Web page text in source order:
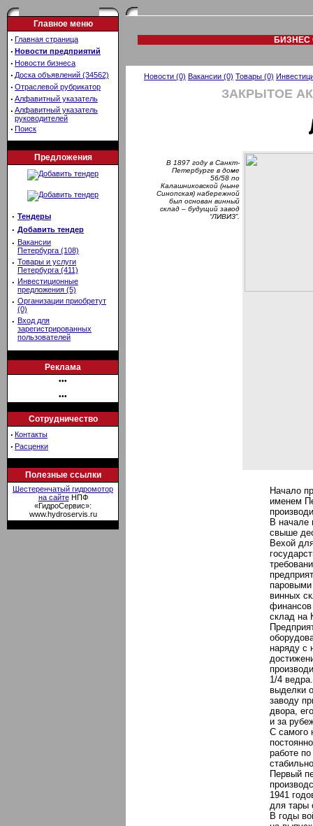
Главное меню
· Главная страница
· Новости предприятий
· Новости бизнеса
· Доска объявлений (34562)
· Отраслевой рубрикатор
· Алфавитный указатель
· Алфавитный указатель
руководителей
· Поиск
Предложения
· Тендеры
· Добавить тендер
· Вакансии
Петербурга (108)
· Товары и услуги
Петербурга (411)
· Инвестиционные
предложения (5)
· Организации приобретут
(0)
· Вход для
зарегистрированных
пользователей
Реклама
•••
•••
Сотрудничество
· Контакты
· Расценки
Полезные ссылки
Шестеренчатый гидромотор
на сайтеНПФ
«ГидроСервис»:
www.hydroservis.ru
БИЗНЕС
Новости (0) Вакансии (0) Товары (0)
ЗАКРЫТОЕ
В 1897 году в Санкт-
Петербурге в доме
56/58 по
Калашниковской (ныне
Синопская) набережной
был основан винный
склад – будущий завод
“ЛИВИЗ”.
Начало
именем
В начале
свыше
Вехой
винных
склад на
наряду с
1/4
выделки
заводу
двора,
и за
С самого
работе
Первый
1941
для тары
В годы